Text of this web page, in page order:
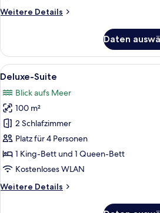
Weitere Details
Weitere
Dreibettzimmer
(La
Rocabruna)
Daten
Alle
Fotos
für
Deluxe-
Suite
anzeigen
Ein
10
Deluxe-Suite
Blick aufs Meer
100 m²
2 Schlafzimmer
Platz für 4 Personen
1 King-Bett und 1 Queen-Bett
Kostenloses WLAN
Weitere Details
Weitere